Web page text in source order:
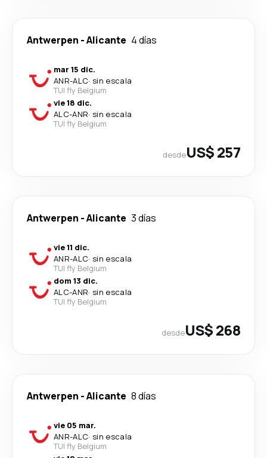
Antwerpen -Alicante 4 días
mar 15 dic.
ANR-ALC· sin escala
TUI fly Belgium
vie 18 dic.
ALC-ANR· sin escala
TUI fly Belgium
desdeUS$ 257
Antwerpen -Alicante 3 días
vie 11 dic.
ANR-ALC· sin escala
TUI fly Belgium
dom 13 dic.
ALC-ANR· sin escala
TUI fly Belgium
desdeUS$ 268
Antwerpen -Alicante 8 días
vie 05 mar.
ANR-ALC· sin escala
TUI fly Belgium